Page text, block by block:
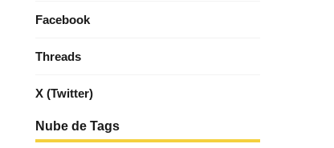
Facebook
Threads
X (Twitter)
Nube de Tags